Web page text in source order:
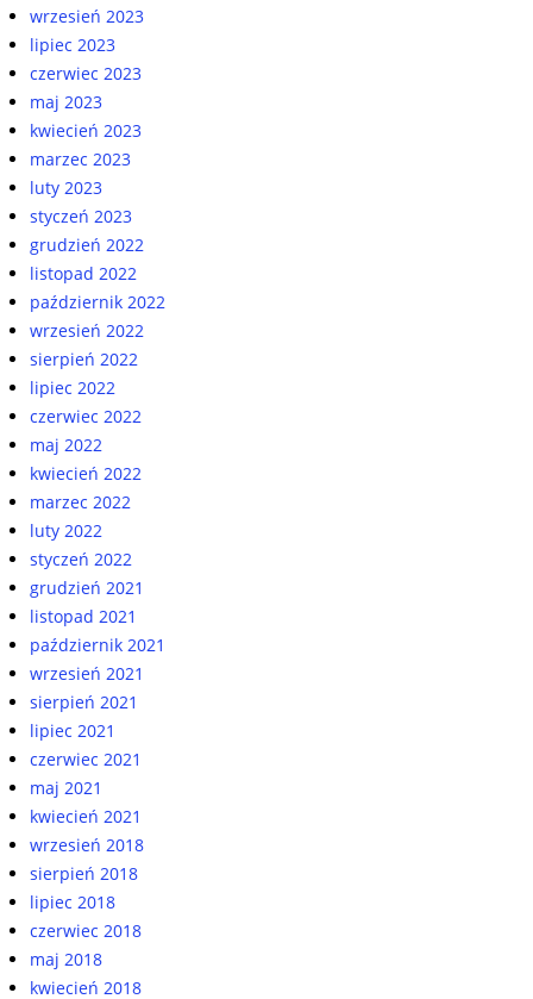
wrzesień 2023
lipiec 2023
czerwiec 2023
maj 2023
kwiecień 2023
marzec 2023
luty 2023
styczeń 2023
grudzień 2022
listopad 2022
październik 2022
wrzesień 2022
sierpień 2022
lipiec 2022
czerwiec 2022
maj 2022
kwiecień 2022
marzec 2022
luty 2022
styczeń 2022
grudzień 2021
listopad 2021
październik 2021
wrzesień 2021
sierpień 2021
lipiec 2021
czerwiec 2021
maj 2021
kwiecień 2021
wrzesień 2018
sierpień 2018
lipiec 2018
czerwiec 2018
maj 2018
kwiecień 2018